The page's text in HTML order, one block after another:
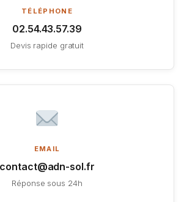
TÉLÉPHONE
02.54.43.57.39
Devis rapide gratuit
EMAIL
contact@adn-sol.fr
Réponse sous 24h